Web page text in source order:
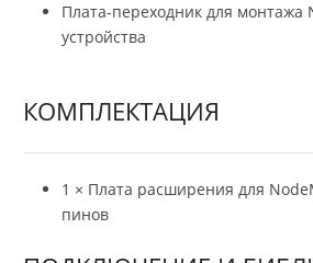
Плата-переходник для монтажа
устройства
КОМПЛЕКТАЦИЯ
1 × Плата расширения для
пинов